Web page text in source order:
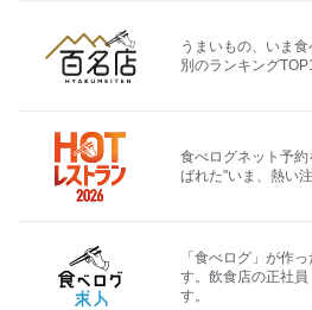
うまいもの、いま
別のランキング
食べログネット予
ばれた"いま、熱い
「食べログ」が作
す。飲食店の正社
す。